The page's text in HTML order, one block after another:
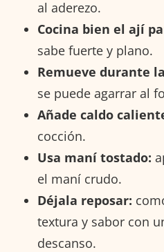
al aderezo.
Cocina bien el ají
sabe fuerte y plano.
Remueve durante
se puede agarrar al
Añade caldo
cocción.
Usa maní tostado:
el maní crudo.
Déjala reposar:
textura y sabor con
descanso.